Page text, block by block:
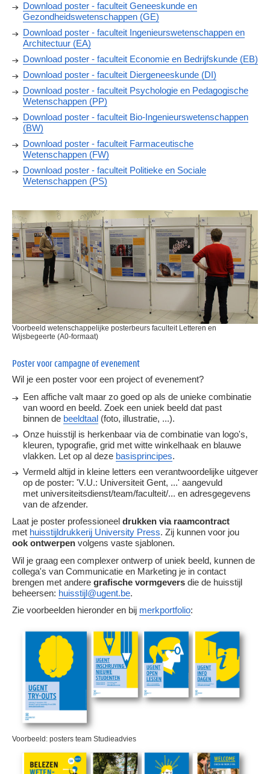
Download poster - faculteit Geneeskunde en
Gezondheidswetenschappen (GE)
Download poster - faculteit Ingenieurswetenschappen en
Architectuur (EA)
Download poster - faculteit Economie en Bedrijfskunde (EB)
Download poster - faculteit Diergeneeskunde (DI)
Download poster - faculteit Psychologie en Pedagogische
Wetenschappen (PP)
Download poster - faculteit Bio-Ingenieurswetenschappen
(BW)
Download poster - faculteit Farmaceutische
Wetenschappen (FW)
Download poster - faculteit Politieke en Sociale
Wetenschappen (PS)
Voorbeeld wetenschappelijke posterbeurs faculteit Letteren en
Wijsbegeerte (A0-formaat)
Poster voor campagne of evenement
Wil je een poster voor een project of evenement?
Een affiche valt maar zo goed op als de unieke combinatie
van woord en beeld. Zoek een uniek beeld dat past
binnen de beeldtaal (foto, illustratie, ...).
Onze huisstijl is herkenbaar via de combinatie van logo's,
kleuren, typografie, grid met witte winkelhaak en blauwe
vlakken. Let op al deze basisprincipes.
Vermeld altijd in kleine letters een verantwoordelijke uitgever
op de poster: 'V.U.: Universiteit Gent, ...' aangevuld
met universiteitsdienst/team/faculteit/... en adresgegevens
van de afzender.
Laat je poster professioneel drukken via raamcontract
met huisstijldrukkerij University Press. Zij kunnen voor jou
ook ontwerpen volgens vaste sjablonen.
Wil je graag een complexer ontwerp of uniek beeld, kunnen de
collega's van Communicatie en Marketing je in contact
brengen met andere grafische vormgevers die de huisstijl
beheersen: huisstijl@ugent.be.
Zie voorbeelden hieronder en bij merkportfolio:
Voorbeeld: posters team Studieadvies